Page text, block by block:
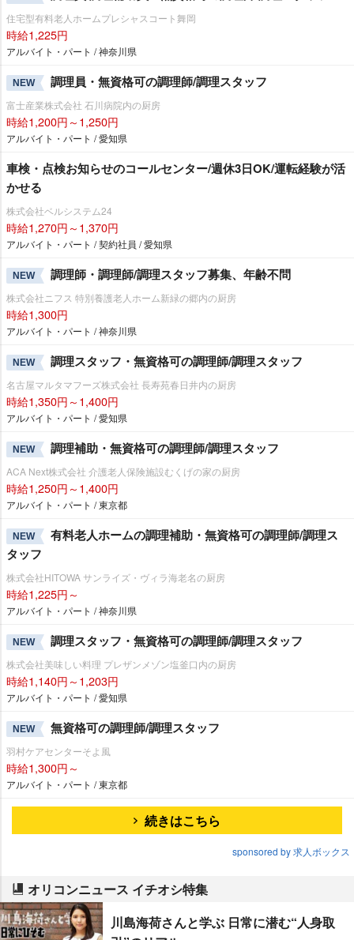
住宅型有料老人ホームプレシャスコート舞岡
時給1,225円
アルバイト・パート / 神奈川県
NEW 調理員・無資格可の調理師/調理スタッフ
富士産業株式会社 石川病院内の厨房
時給1,200円～1,250円
アルバイト・パート / 愛知県
車検・点検お知らせのコールセンター/週休3日OK/運転経験が活
かせる
株式会社ベルシステム24
時給1,270円～1,370円
アルバイト・パート / 契約社員 / 愛知県
NEW 調理師・調理師/調理スタッフ募集、年齢不問
株式会社ニフス 特別養護老人ホーム新緑の郷内の厨房
時給1,300円
アルバイト・パート / 神奈川県
NEW 調理スタッフ・無資格可の調理師/調理スタッフ
名古屋マルタマフーズ株式会社 長寿苑春日井内の厨房
時給1,350円～1,400円
アルバイト・パート / 愛知県
NEW 調理補助・無資格可の調理師/調理スタッフ
ACA Next株式会社 介護老人保険施設むくげの家の厨房
時給1,250円～1,400円
アルバイト・パート / 東京都
NEW
有料老人ホームの調理補助・無資格可の調理師/調理ス
タッフ
株式会社HITOWA サンライズ・ヴィラ海老名の厨房
時給1,225円～
アルバイト・パート / 神奈川県
NEW 調理スタッフ・無資格可の調理師/調理スタッフ
株式会社美味しい料理 プレザンメゾン塩釜口内の厨房
時給1,140円～1,203円
アルバイト・パート / 愛知県
NEW 無資格可の調理師/調理スタッフ
羽村ケアセンターそよ風
時給1,300円～
アルバイト・パート / 東京都
続きはこちら
sponsored by 求人ボックス
オリコンニュース イチオシ特集
川島海荷さんと学ぶ 日常に潜む“人身取